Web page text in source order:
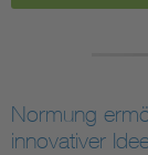
Normung
innovativer